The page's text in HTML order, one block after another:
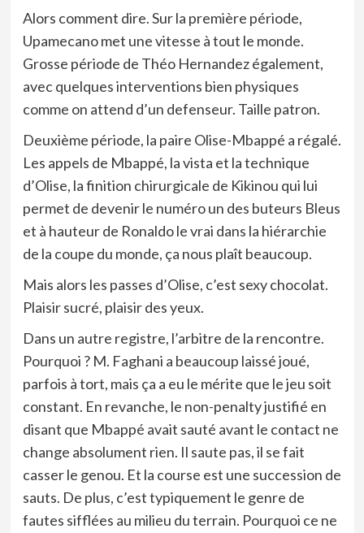
Alors comment dire. Sur la première période,
Upamecano met une vitesse à tout le monde.
Grosse période de Théo Hernandez également,
avec quelques interventions bien physiques
comme on attend d’un defenseur. Taille patron.
Deuxième période, la paire Olise-Mbappé a régalé.
Les appels de Mbappé, la vista et la technique
d’Olise, la finition chirurgicale de Kikinou qui lui
permet de devenir le numéro un des buteurs Bleus
et à hauteur de Ronaldo le vrai dans la hiérarchie
de la coupe du monde, ça nous plaît beaucoup.
Mais alors les passes d’Olise, c’est sexy chocolat.
Plaisir sucré, plaisir des yeux.
Dans un autre registre, l’arbitre de la rencontre.
Pourquoi ? M. Faghani a beaucoup laissé joué,
parfois à tort, mais ça a eu le mérite que le jeu soit
constant. En revanche, le non-penalty justifié en
disant que Mbappé avait sauté avant le contact ne
change absolument rien. Il saute pas, il se fait
casser le genou. Et la course est une succession de
sauts. De plus, c’est typiquement le genre de
fautes sifflées au milieu du terrain. Pourquoi ce ne